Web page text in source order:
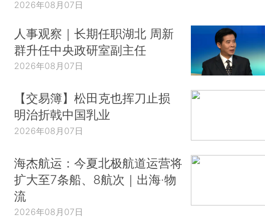
2026年08月07日
人事观察｜长期任职湖北 周新
群升任中央政研室副主任
2026年08月07日
【交易簿】松田克也挥刀止损
明治折戟中国乳业
2026年08月07日
海杰航运：今夏北极航道运营将
扩大至7条船、8航次｜出海·物
流
2026年08月07日